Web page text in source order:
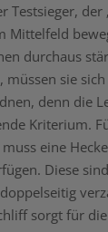
Testsieger, der
Mittelfeld
durchaus
müssen sie
denn die
Kriterium.
eine
Diese
doppelseitig
sorgt für